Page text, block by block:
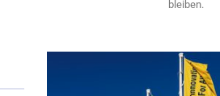
bleiben.